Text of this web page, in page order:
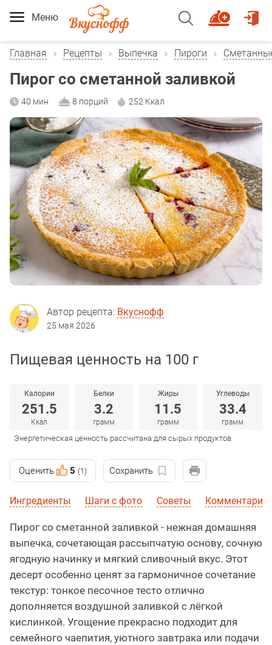
Меню
Главная Рецепты Выпечка Пироги
Пирог со сметанной заливкой
40 мин 8 порций 252 Ккал
Автор рецепта: Вкуснофф
25 мая 2026
Пищевая ценность на 100 г
Калории
251.5
Ккал
Белки
3.2
грамм
Жиры
11.5
грамм
Углеводы
33.4
грамм
Энергетическая ценность рассчитана для сырых продуктов
Оценить 5 (1) Сохранить
Ингредиенты Шаги с фото Советы Комментарии
Пирог со сметанной заливкой - нежная домашняя
выпечка, сочетающая рассыпчатую основу, сочную
ягодную начинку и мягкий сливочный вкус. Этот
десерт особенно ценят за гармоничное сочетание
текстур: тонкое песочное тесто отлично
дополняется воздушной заливкой с лёгкой
кислинкой. Угощение прекрасно подходит для
семейного чаепития, уютного завтрака или подачи